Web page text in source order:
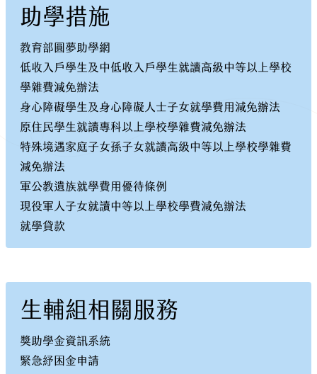
助學措施
教育部圓夢助學網
低收入戶學生及中低收入戶學生就讀高級中等以上學校
學雜費減免辦法
身心障礙學生及身心障礙人士子女就學費用減免辦法
原住民學生就讀專科以上學校學雜費減免辦法
特殊境遇家庭子女孫子女就讀高級中等以上學校學雜費
減免辦法
軍公教遺族就學費用優待條例
現役軍人子女就讀中等以上學校學費減免辦法
就學貸款
生輔組相關服務
獎助學金資訊系統
緊急紓困金申請